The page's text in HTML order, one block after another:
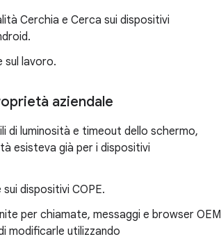
Cerchia e Cerca sui dispositivi
sul lavoro.
aziendale
di luminosità e timeout dello schermo,
esisteva già per i dispositivi
dispositivi COPE.
per chiamate, messaggi e browser OEM
modificarle utilizzando